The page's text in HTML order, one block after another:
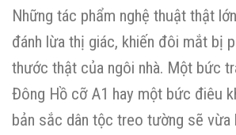
Những tác phẩm nghệ thuật thật
đánh lừa thị giác, khiến đôi mắt bị
thước thật của ngôi nhà. Một bức
Đông Hồ cỡ A1 hay một bức điêu
bản sắc dân tộc treo tường sẽ vừa